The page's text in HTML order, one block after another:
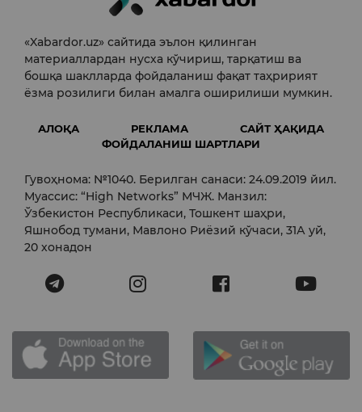
«Xabardor.uz» сайтида эълон қилинган
материаллардан нусха кўчириш, тарқатиш ва
бошқа шаклларда фойдаланиш фақат таҳририят
ёзма розилиги билан амалга оширилиши мумкин.
АЛОҚА РЕКЛАМА
САЙТ ҲАҚИДА
ФОЙДАЛАНИШ ШАРТЛАРИ
Гувоҳнома: №1040. Берилган санаси: 24.09.2019 йил.
Муассис: “High Networks” МЧЖ. Манзил:
Ўзбекистон Республикаси, Тошкент шаҳри,
Яшнобод тумани, Мавлоно Риёзий кўчаси, 31А уй,
20 хонадон